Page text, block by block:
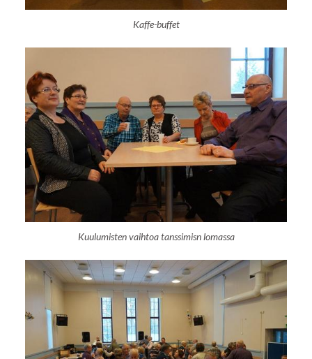
Kaffe-buffet
Kuulumisten vaihtoa tanssimisn lomassa